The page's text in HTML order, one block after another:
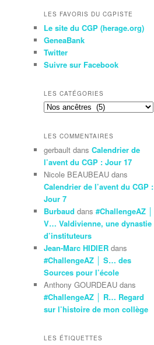
LES FAVORIS DU CGPISTE
Le site du CGP (herage.org)
GeneaBank
Twitter
Suivre sur Facebook
LES CATÉGORIES
Les
LES COMMENTAIRES
gerbault dans Calendrier de
l’avent du CGP : Jour 17
Nicole BEAUBEAU dans
Calendrier de l’avent du CGP :
Jour 7
Burbaud dans #ChallengeAZ │
V… Valdivienne, une dynastie
d’instituteurs
Jean-Marc HIDIER dans
#ChallengeAZ │ S… des
Sources pour l’école
Anthony GOURDEAU dans
#ChallengeAZ │ R… Regard
sur l’histoire de mon collège
LES ÉTIQUETTES